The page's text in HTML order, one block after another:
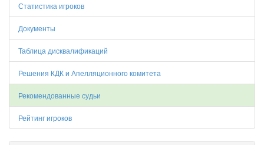
Статистика игроков
Документы
Таблица дисквалификаций
Решения КДК и Апелляционного комитета
Рекомендованные судьи
Рейтинг игроков